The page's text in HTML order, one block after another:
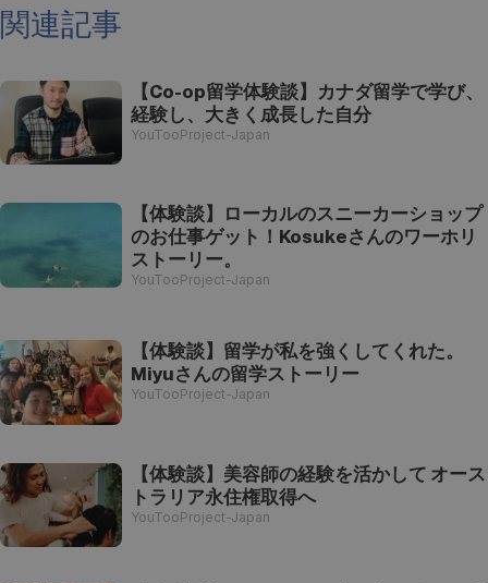
関連記事
【Co-op留学体験談】カナダ留学で学び、
経験し、大きく成長した自分
YouTooProject-Japan
【体験談】ローカルのスニーカーショップ
のお仕事ゲット！Kosukeさんのワーホリ
ストーリー。
YouTooProject-Japan
【体験談】留学が私を強くしてくれた。
Miyuさんの留学ストーリー
YouTooProject-Japan
【体験談】美容師の経験を活かして オース
トラリア永住権取得へ
YouTooProject-Japan